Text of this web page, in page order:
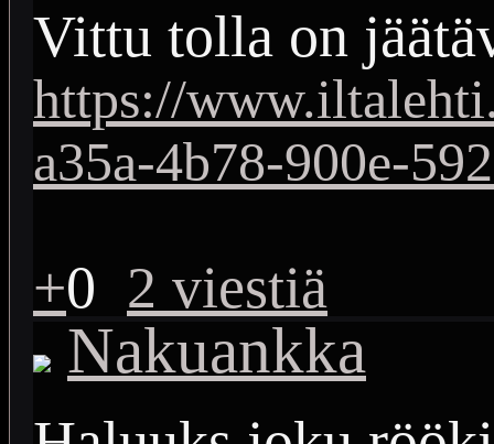
Vittu tolla on
https://
a35a-4b78-900e-
+0 2 viestiä
Nakuankka